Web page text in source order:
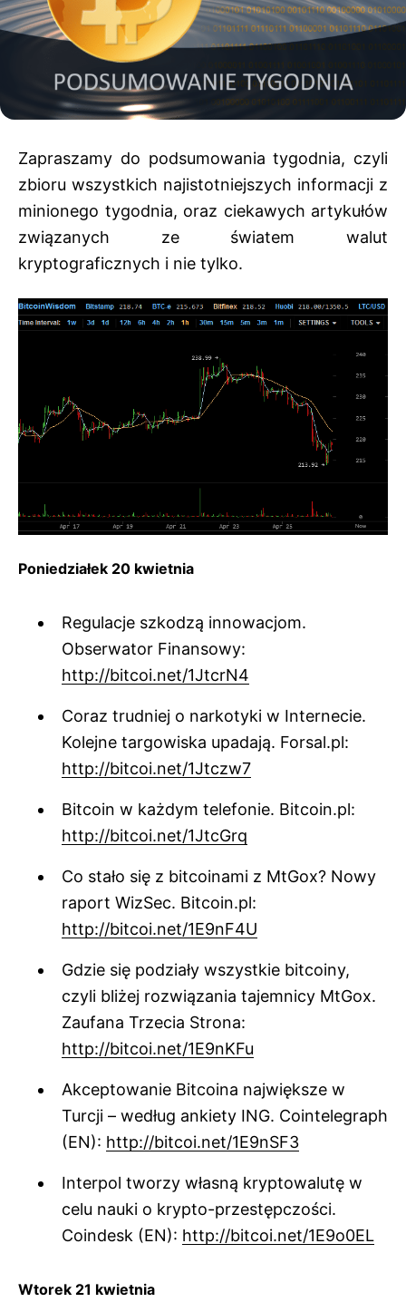
Zapraszamy do podsumowania tygodnia, czyli
zbioru wszystkich najistotniejszych informacji z
minionego tygodnia, oraz ciekawych artykułów
związanych ze światem walut
kryptograficznych i nie tylko.
Poniedziałek 20 kwietnia
Regulacje szkodzą innowacjom.
Obserwator Finansowy:
http://bitcoi.net/1JtcrN4
Coraz trudniej o narkotyki w Internecie.
Kolejne targowiska upadają. Forsal.pl:
http://bitcoi.net/1Jtczw7
Bitcoin w każdym telefonie. Bitcoin.pl:
http://bitcoi.net/1JtcGrq
Co stało się z bitcoinami z MtGox? Nowy
raport WizSec. Bitcoin.pl:
http://bitcoi.net/1E9nF4U
Gdzie się podziały wszystkie bitcoiny,
czyli bliżej rozwiązania tajemnicy MtGox.
Zaufana Trzecia Strona:
http://bitcoi.net/1E9nKFu
Akceptowanie Bitcoina największe w
Turcji – według ankiety ING. Cointelegraph
(EN): http://bitcoi.net/1E9nSF3
Interpol tworzy własną kryptowalutę w
celu nauki o krypto-przestępczości.
Coindesk (EN): http://bitcoi.net/1E9o0EL
Wtorek 21 kwietnia